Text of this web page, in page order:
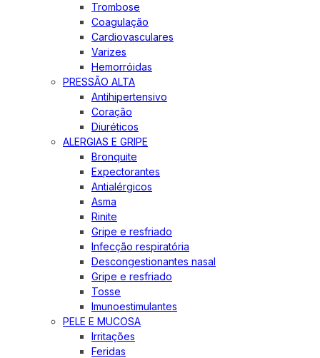
Trombose
Coagulação
Cardiovasculares
Varizes
Hemorróidas
PRESSÃO ALTA
Antihipertensivo
Coração
Diuréticos
ALERGIAS E GRIPE
Bronquite
Expectorantes
Antialérgicos
Asma
Rinite
Gripe e resfriado
Infecção respiratória
Descongestionantes nasal
Gripe e resfriado
Tosse
Imunoestimulantes
PELE E MUCOSA
Irritações
Feridas